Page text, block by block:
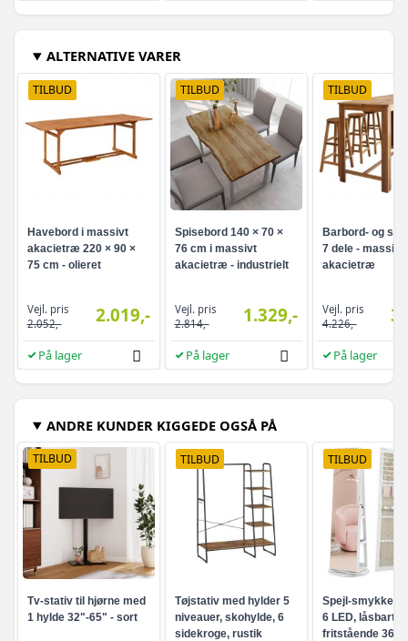
ALTERNATIVE VARER
TILBUD
Havebord i massivt
akacietræ 220 × 90 ×
75 cm - olieret
Vejl. pris
2.052,-
2.019,-
På lager
TILBUD
Spisebord 140 × 70 ×
76 cm i massivt
akacietræ - industrielt
Vejl. pris
2.814,-
1.329,-
På lager
TILBUD
Barbord- og
7 dele - massivt
akacietræ
Vejl. pris
4.226,-
På lager
ANDRE KUNDER KIGGEDE OGSÅ PÅ
TILBUD
Tv-stativ til hjørne med
1 hylde 32"-65" - sort
TILBUD
Tøjstativ med hylder 5
niveauer, skohylde, 6
sidekroge, rustik
TILBUD
Spejl-
6 LED, låsbart -
fritstående 360°